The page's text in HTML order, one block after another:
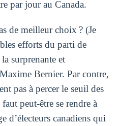
par jour au Canada.
de meilleur choix ? (Je
efforts du parti de
surprenante et
Bernier. Par contre,
pas à percer le seuil des
peut-être se rendre à
d’électeurs canadiens qui